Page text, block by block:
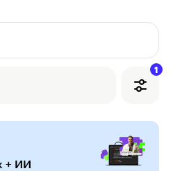
1
+ ИИ